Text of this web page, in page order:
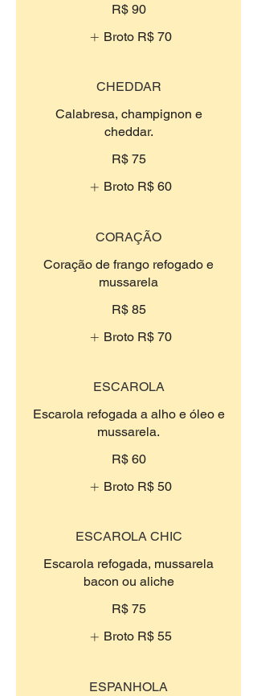
R$ 90
Broto R$ 70
CHEDDAR
Calabresa, champignon e
cheddar.
R$ 75
Broto R$ 60
CORAÇÃO
Coração de frango refogado e
mussarela
R$ 85
Broto R$ 70
ESCAROLA
Escarola refogada a alho e óleo e
mussarela.
R$ 60
Broto R$ 50
ESCAROLA CHIC
Escarola refogada, mussarela
bacon ou aliche
R$ 75
Broto R$ 55
ESPANHOLA